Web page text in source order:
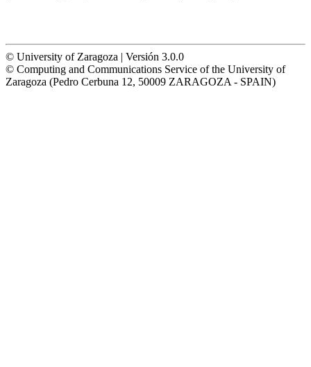
© University of Zaragoza | Versión 3.0.0
© Computing and Communications Service of the University of
Zaragoza (Pedro Cerbuna 12, 50009 ZARAGOZA - SPAIN)